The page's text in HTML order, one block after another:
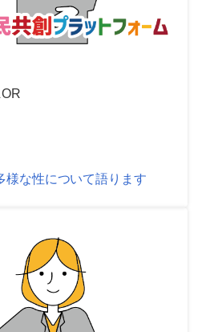
様な性について語ります